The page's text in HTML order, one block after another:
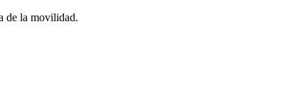
de la movilidad.